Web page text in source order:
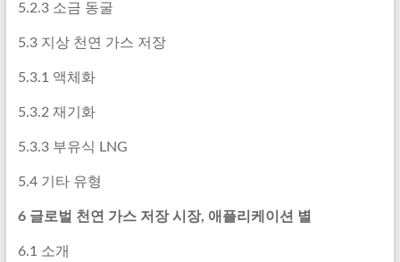
5.2.3 소금 동굴
5.3 지상 천연 가스 저장
5.3.1 액체화
5.3.2 재기화
5.3.3 부유식 LNG
5.4 기타 유형
6 글로벌 천연 가스 저장 시장, 애플리케이션 별
6.1 소개